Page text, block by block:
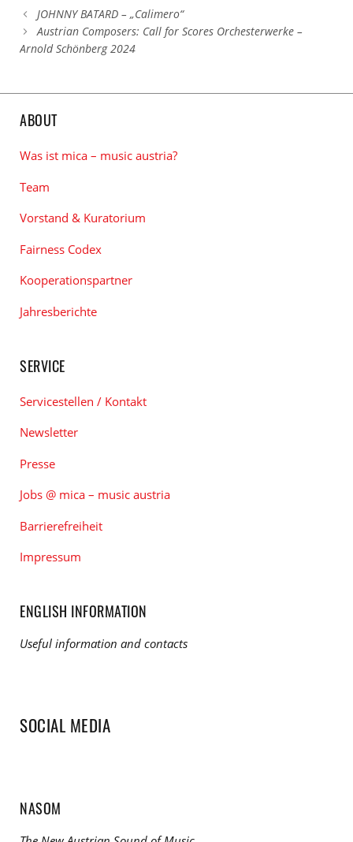
JOHNNY BATARD – „Calimero“
Austrian Composers: Call for Scores Orchesterwerke –
Arnold Schönberg 2024
ABOUT
Was ist mica – music austria?
Team
Vorstand & Kuratorium
Fairness Codex
Kooperationspartner
Jahresberichte
SERVICE
Servicestellen / Kontakt
Newsletter
Presse
Jobs @ mica – music austria
Barrierefreiheit
Impressum
ENGLISH INFORMATION
Useful information and contacts
SOCIAL MEDIA
NASOM